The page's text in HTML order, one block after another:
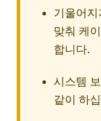
기울어지
맞춰 케
합니다.
시스템
같이 하